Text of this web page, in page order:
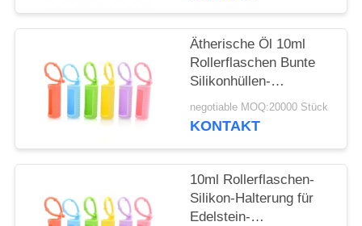
SITEMAP
PRIVACY
POLICY
Schützende
Silikonhülle für Flasche
Ätherische Öl 10ml
Rollerflaschen Bunte
Silikonhüllen-
Schutzhülle
Nachfüllbare
negotiable MOQ:20000 Stück
KONTAKT
10ml Rollerflaschen-
Silikon-Halterung für
Edelstein-